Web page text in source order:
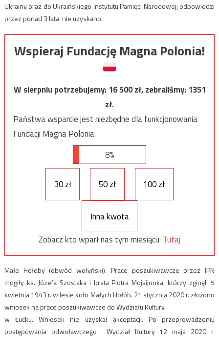
Ukrainy oraz do Ukraińskiego Instytutu Pamięci Narodowej; odpowiedzi
przez ponad 3 lata nie uzyskano.
Wspieraj Fundację Magna Polonia!
W sierpniu potrzebujemy:16 500zł, zebraliśmy:1351
zł.
Państwa wsparcie jest niezbędne dla funkcjonowania
Fundacji Magna Polonia.
8%
30 zł 50 zł 100 zł
Inna kwota
Zobacz kto wparł nas tym miesiącu: Tutaj
Małe Hołoby (obwód wołyński). Prace poszukiwawcze przez IPN
mogiły ks. Józefa Szostaka i brata Piotra Mojsijonka, którzy zginęli 5
kwietnia 1943 r. w lesie koło Małych Hołób. 21 stycznia 2020 r. złożono
wniosek na prace poszukiwawcze do Wydziału Kultury
w Łucku. Wniosek nie uzyskał akceptacji. Po przeprowadzeniu
postępowania odwoławczego Wydział Kultury 12 maja 2020 r.